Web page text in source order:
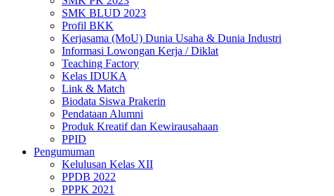
SMK BLUD 2023
Profil BKK
Kerjasama (MoU) Dunia Usaha & Dunia Industri
Informasi Lowongan Kerja / Diklat
Teaching Factory
Kelas IDUKA
Link & Match
Biodata Siswa Prakerin
Pendataan Alumni
Produk Kreatif dan Kewirausahaan
PPID
Pengumuman
Kelulusan Kelas XII
PPDB 2022
PPPK 2021